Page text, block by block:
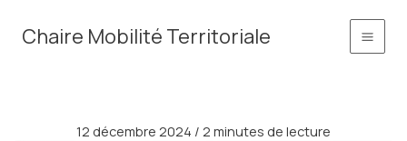
Chaire Mobilité Territoriale
12 décembre 2024 / 2 minutes de lecture